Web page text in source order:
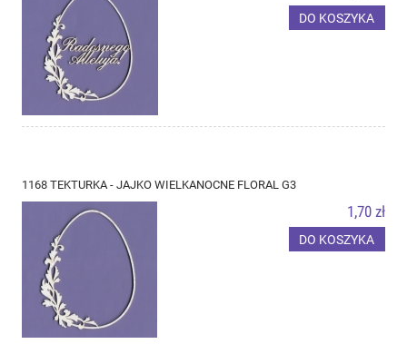
DO KOSZYKA
1168 TEKTURKA - JAJKO WIELKANOCNE FLORAL G3
1,70 zł
DO KOSZYKA